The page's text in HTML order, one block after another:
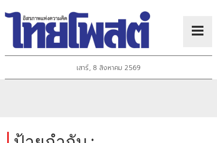
เสาร์, 8 สิงหาคม 2569